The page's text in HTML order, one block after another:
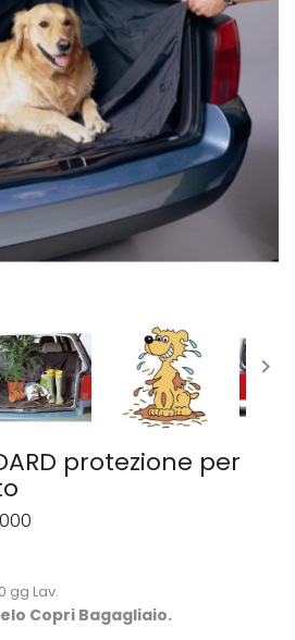

protezione per
gg Lav.
Copri Bagagliaio.